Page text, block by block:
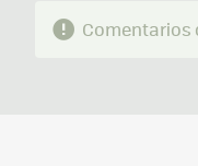
Comentarios